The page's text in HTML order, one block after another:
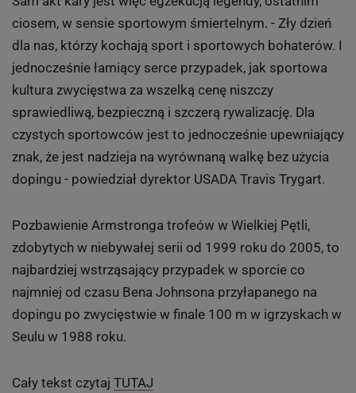
człowiek legenda, który zwalczył raka i wrócił do
triumfów w sporcie, napisał oświadczenie na swojej
stronie Lancearmstrong.com tuż przed oficjalnym
upłynięciem terminu wniesienia wniosku o podjęciu się
obrony. "Nadchodzi czas, kiedy trzeba sobie
powiedzieć: ? Wystarczy tego! ?" - napisał. Amerykanin
od lat zmagał się z oskarżeniami i już bardzo mało
kibiców kolarstwa wierzyło, że jeździł czysty.
ciosem, w sensie sportowym śmiertelnym. - Zły dzień
dla nas, którzy kochają sport i sportowych bohaterów. I
jednocześnie łamiący serce przypadek, jak sportowa
kultura zwycięstwa za wszelką cenę niszczy
sprawiedliwą, bezpieczną i szczerą rywalizację. Dla
czystych sportowców jest to jednocześnie upewniający
dopingu - powiedział dyrektor USADA Travis Trygart.